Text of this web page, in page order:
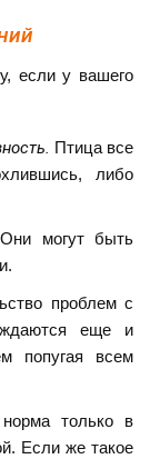
если у вашего
Птица все
либо
Они могут быть
проблем с
еще и
попугая всем
только в
Если же такое